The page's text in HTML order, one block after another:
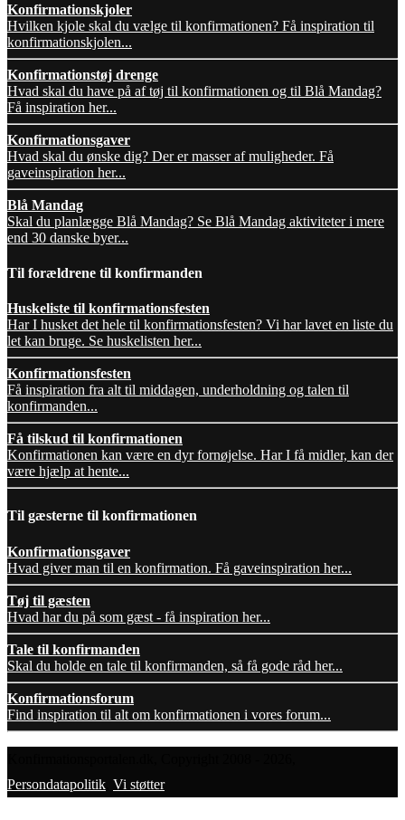
Konfirmationskjoler
Hvilken kjole skal du vælge til konfirmationen? Få inspiration til
konfirmationskjolen...
Konfirmationstøj drenge
Hvad skal du have på af tøj til konfirmationen og til Blå Mandag?
Få inspiration her...
Konfirmationsgaver
Hvad skal du ønske dig? Der er masser af muligheder. Få
gaveinspiration her...
Blå Mandag
Skal du planlægge Blå Mandag? Se Blå Mandag aktiviteter i mere
end 30 danske byer...
Til forældrene til konfirmanden
Huskeliste til konfirmationsfesten
Har I husket det hele til konfirmationsfesten? Vi har lavet en liste du
let kan bruge. Se huskelisten her...
Konfirmationsfesten
Få inspiration fra alt til middagen, underholdning og talen til
konfirmanden...
Få tilskud til konfirmationen
Konfirmationen kan være en dyr fornøjelse. Har I få midler, kan der
være hjælp at hente...
Til gæsterne til konfirmationen
Konfirmationsgaver
Hvad giver man til en konfirmation. Få gaveinspiration her...
Tøj til gæsten
Hvad har du på som gæst - få inspiration her...
Tale til konfirmanden
Skal du holde en tale til konfirmanden, så få gode råd her...
Konfirmationsforum
Find inspiration til alt om konfirmationen i vores forum...
Persondatapolitik Vi støtter